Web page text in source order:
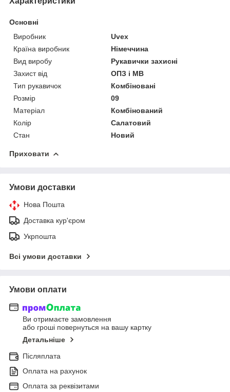
Основні
Виробник
Uvex
Країна виробник
Німеччина
Вид виробу
Рукавички захисні
Захист від
ОПЗ і МВ
Тип рукавичок
Комбіновані
Розмір
09
Матеріал
Комбінований
Колір
Салатовий
Стан
Новий
Приховати
Умови доставки
Нова Пошта
Доставка кур'єром
Укрпошта
Всі умови доставки
Умови оплати
Ви отримаєте замовлення
або гроші повернуться на вашу картку
Детальніше
Післяплата
Оплата на рахунок
Оплата за реквізитами